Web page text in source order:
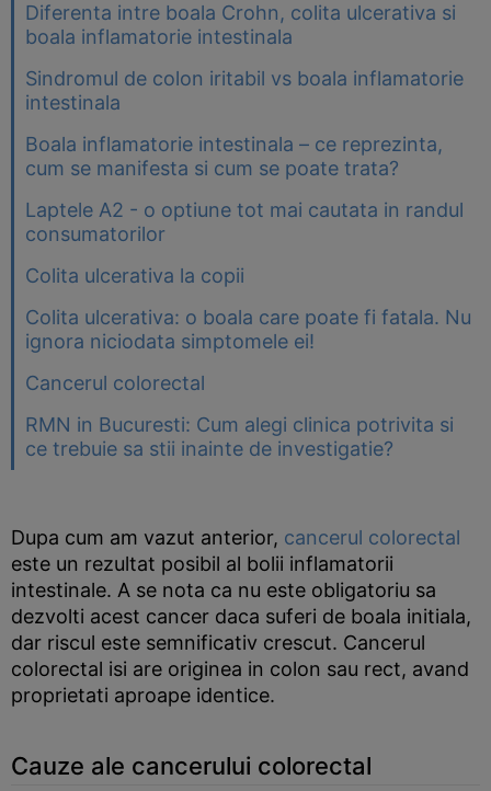
Diferenta intre boala Crohn, colita ulcerativa si
boala inflamatorie intestinala
Sindromul de colon iritabil vs boala inflamatorie
intestinala
Boala inflamatorie intestinala – ce reprezinta,
cum se manifesta si cum se poate trata?
Laptele A2 - o optiune tot mai cautata in randul
consumatorilor
Colita ulcerativa la copii
Colita ulcerativa: o boala care poate fi fatala. Nu
ignora niciodata simptomele ei!
Cancerul colorectal
RMN in Bucuresti: Cum alegi clinica potrivita si
ce trebuie sa stii inainte de investigatie?
Dupa cum am vazut anterior, cancerul colorectal
este un rezultat posibil al bolii inflamatorii
intestinale. A se nota ca nu este obligatoriu sa
dezvolti acest cancer daca suferi de boala initiala,
dar riscul este semnificativ crescut. Cancerul
colorectal isi are originea in colon sau rect, avand
proprietati aproape identice.
Cauze ale cancerului colorectal